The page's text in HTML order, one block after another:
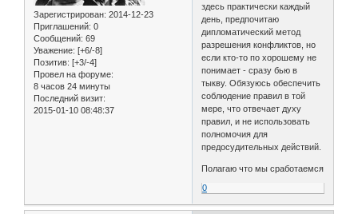
Зарегистрирован: 2014-12-23
Приглашений: 0
Сообщений: 69
Уважение: [+6/-8]
Позитив: [+3/-4]
Провел на форуме:
8 часов 24 минуты
Последний визит:
2015-01-10 08:48:37
здесь практически каждый
день, предпочитаю
дипломатический метод
разрешения конфликтов, но
если кто-то по хорошему не
понимает - сразу бью в
тыкву. Обязуюсь обеспечить
соблюдение правил в той
мере, что отвечает духу
правил, и не использовать
полномочия для
предосудительных действий.
Полагаю что мы сработаемся
0